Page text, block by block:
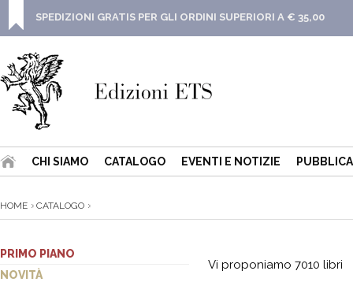
SPEDIZIONI GRATIS PER GLI ORDINI SUPERIORI A € 35,00
CHI SIAMO CATALOGO EVENTI E NOTIZIE
HOME CATALOGO
PRIMO PIANO
NOVITÀ
Vi proponiamo 7010 libri